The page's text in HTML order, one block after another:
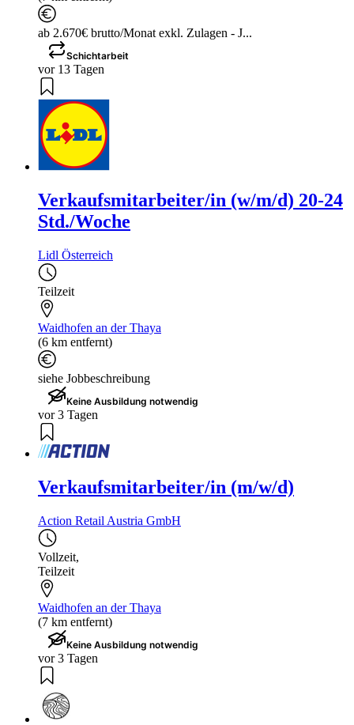
ab 2.670€ brutto/Monat exkl. Zulagen - J...
Schichtarbeit
vor 13 Tagen
Verkaufsmitarbeiter/in (w/m/d) 20-24
Std./Woche
Lidl Österreich
Teilzeit
Waidhofen an der Thaya
(6 km entfernt)
siehe Jobbeschreibung
Keine Ausbildung notwendig
vor 3 Tagen
Verkaufsmitarbeiter/in (m/w/d)
Action Retail Austria GmbH
Vollzeit,
Teilzeit
Waidhofen an der Thaya
(7 km entfernt)
Keine Ausbildung notwendig
vor 3 Tagen